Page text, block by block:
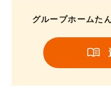
グループホームた